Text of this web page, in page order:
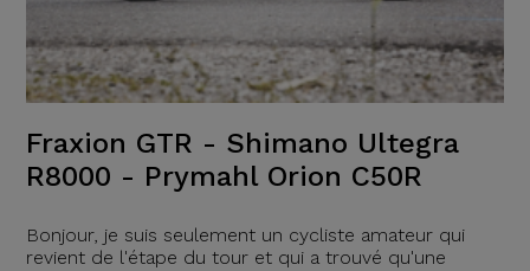
Fraxion GTR - Shimano Ultegra
R8000 - Prymahl Orion C50R
Bonjour, je suis seulement un cycliste amateur qui
revient de l'étape du tour et qui a trouvé qu'une